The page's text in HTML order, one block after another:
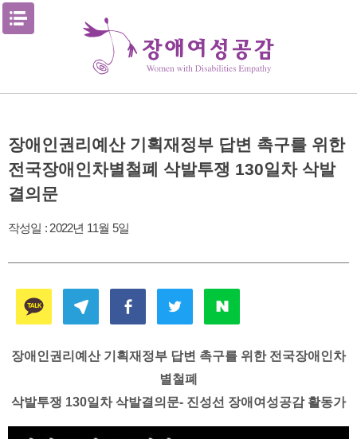
Skip
장애인권리예산 기획재정부 답변 촉구를 위한
전국장애인차별철폐 삭발투쟁 130일차 삭발
결의문
작성일 : 2022년 11월 5일
장애인권리예산 기획재정부 답변 촉구를 위한 전국장애인차
별철폐
삭발투쟁 130일차 삭발결의문- 진성선 장애여성공감 활동가